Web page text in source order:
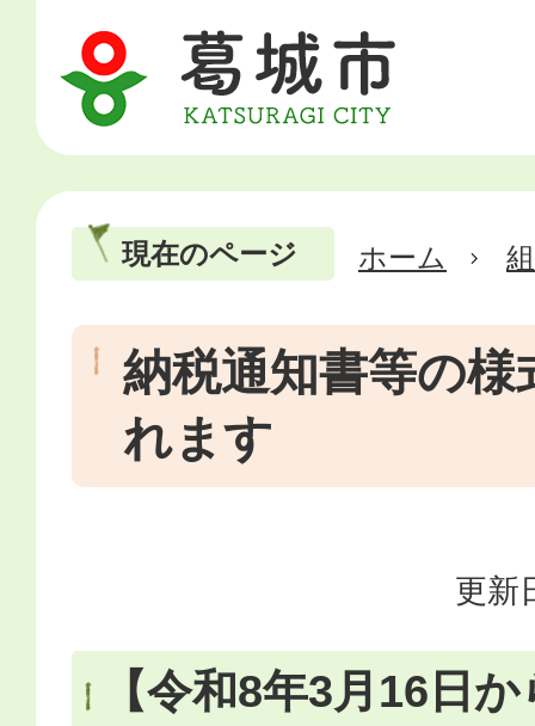
現在のページ ホーム
納税通知書等の様
れます
更新
【令和8年3月16日